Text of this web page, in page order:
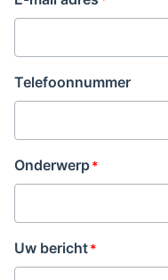
Telefoonnummer
Onderwerp
Uw bericht